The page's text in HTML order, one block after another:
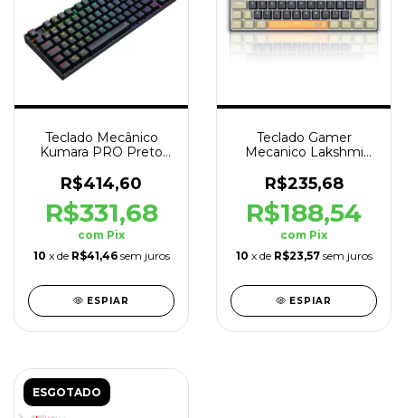
Teclado Mecânico
Kumara PRO Preto
Marrom
R$414,60
R$331,68
com Pix
10 x de R$41,46 sem juros
ESPIAR
Teclado Gamer
Mecanico Lakshmi
Brown
R$235,68
R$188,54
com Pix
10 x de R$23,57 sem juros
ESPIAR
ESGOTADO